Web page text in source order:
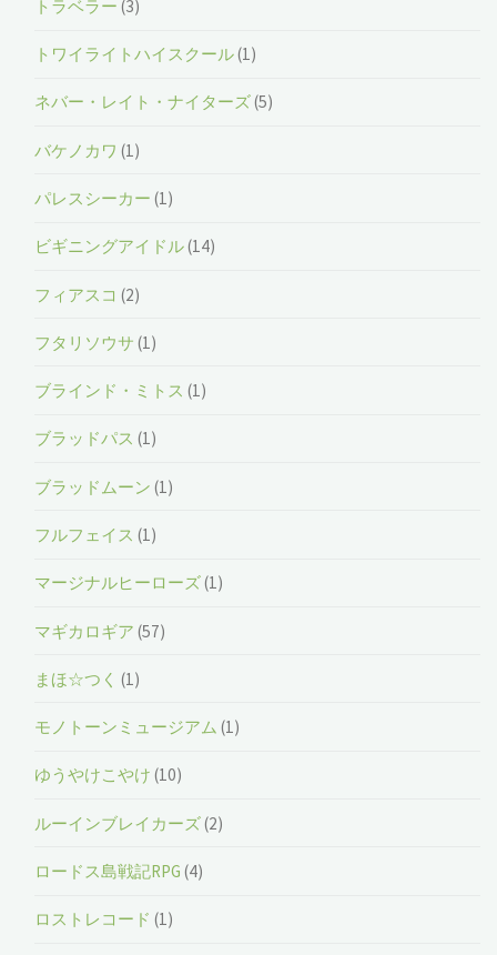
トラベラー (3)
トワイライトハイスクール(1)
ネバー・レイト・ナイターズ(5)
バケノカワ (1)
パレスシーカー (1)
ビギニングアイドル(14)
フィアスコ (2)
フタリソウサ (1)
ブラインド・ミトス (1)
ブラッドパス (1)
ブラッドムーン (1)
フルフェイス (1)
マージナルヒーローズ(1)
マギカロギア (57)
まほ☆つく (1)
モノトーンミュージアム (1)
ゆうやけこやけ (10)
ルーインブレイカーズ(2)
ロードス島戦記RPG (4)
ロストレコード (1)